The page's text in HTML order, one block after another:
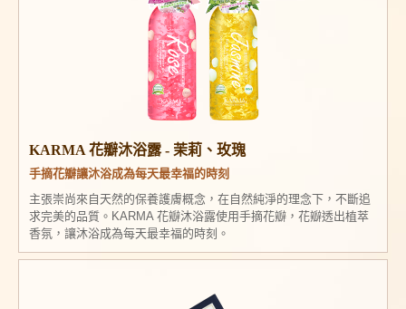
KARMA 花瓣沐浴露 - 茉莉、玫瑰
手摘花瓣讓沐浴成為每天最幸福的時刻
主張崇尚來自天然的保養護膚概念，在自然純淨的理念下，不斷追
求完美的品質。KARMA 花瓣沐浴露使用手摘花瓣，花瓣透出植萃
香氛，讓沐浴成為每天最幸福的時刻。